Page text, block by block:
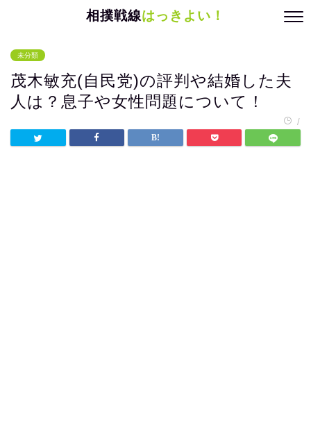
相撲戦線はっきよい！
未分類
茂木敏充(自民党)の評判や結婚した夫
人は？息子や女性問題について！
/